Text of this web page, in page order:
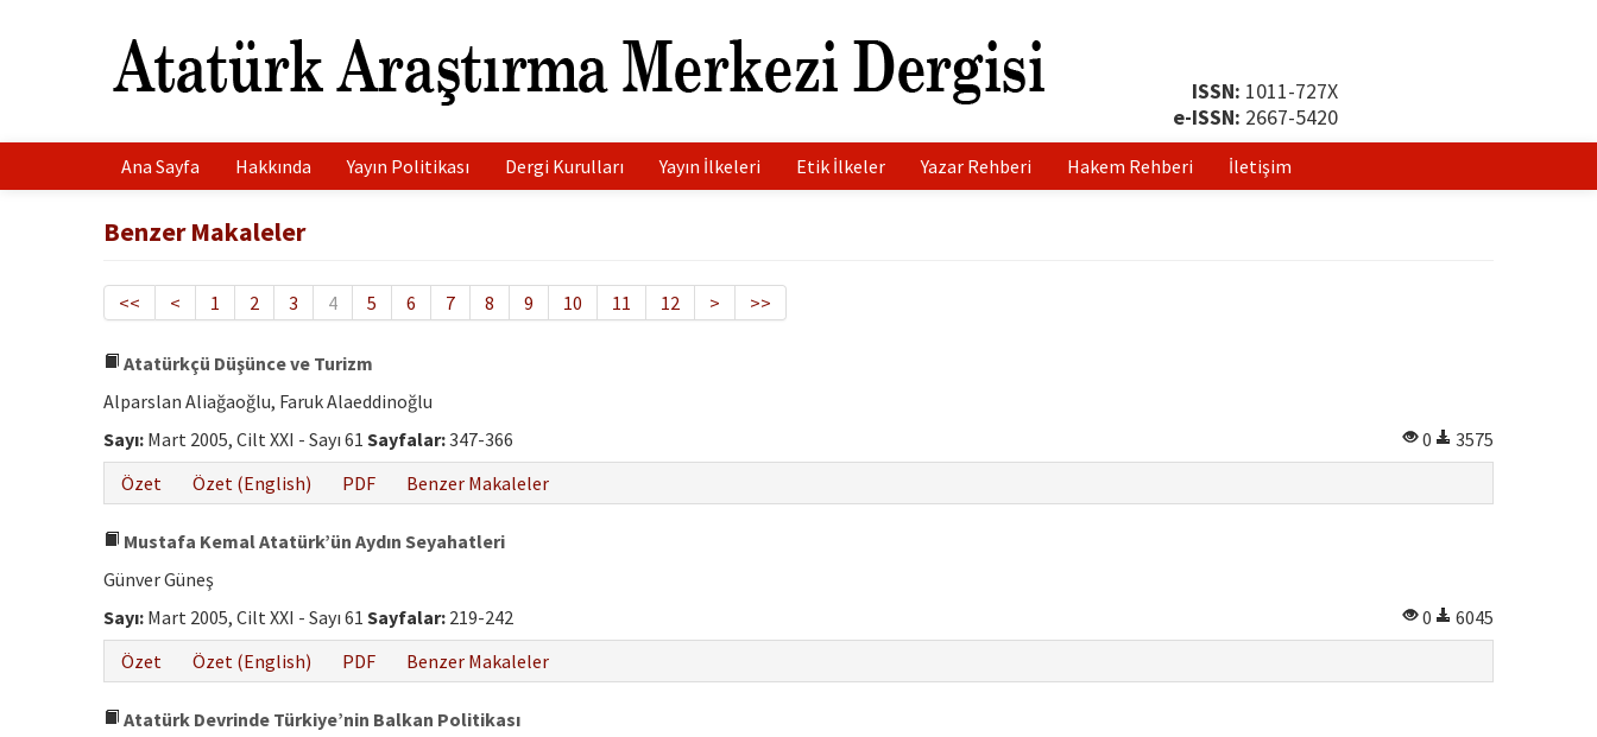
ISSN: 1011-727X
e-ISSN: 2667-5420
Ana Sayfa Hakkında Yayın Politikası Dergi Kurulları Yayın İlkeleri Etik İlkeler Yazar Rehberi Hakem Rehberi İletişim
Benzer Makaleler
<< < 1 2 3 4 5 6 7 8 9 10 11 12 > >>
Atatürkçü Düşünce ve Turizm
Alparslan Aliağaoğlu, Faruk Alaeddinoğlu
Sayı: Mart 2005, Cilt XXI - Sayı 61 Sayfalar:347-366 0
3575
Özet
Özet (English) PDF Benzer Makaleler
Mustafa Kemal Atatürk’ün Aydın Seyahatleri
Günver Güneş
Sayı: Mart 2005, Cilt XXI - Sayı 61 Sayfalar: 219-242 0
6045
Özet
Özet (English) PDF Benzer Makaleler
Atatürk Devrinde Türkiye’nin Balkan Politikası